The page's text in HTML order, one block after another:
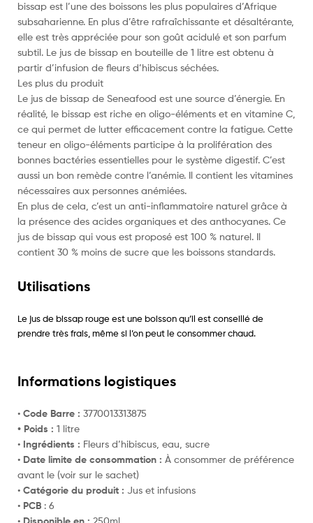
bissap est l’une des boissons les plus populaires d’Afrique
subsaharienne. En plus d’être rafraîchissante et désaltérante,
elle est très appréciée pour son goût acidulé et son parfum
subtil. Le jus de bissap en bouteille de 1 litre est obtenu à
partir d’infusion de fleurs d’hibiscus séchées.
Les plus du produit
Le jus de bissap de Seneafood est une source d’énergie. En
réalité, le bissap est riche en oligo-éléments et en vitamine C,
ce qui permet de lutter efficacement contre la fatigue. Cette
teneur en oligo-éléments participe à la prolifération des
bonnes bactéries essentielles pour le système digestif. C’est
aussi un bon remède contre l’anémie. Il contient les vitamines
nécessaires aux personnes anémiées.
En plus de cela, c’est un anti-inflammatoire naturel grâce à
la présence des acides organiques et des anthocyanes. Ce
jus de bissap qui vous est proposé est 100 % naturel. Il
contient 30 % moins de sucre que les boissons standards.
Utilisations
Le jus de bissap rouge est une boisson qu’il est conseillé de
prendre très frais, même si l’on peut le consommer chaud.
Informations logistiques
• Code Barre : 3770013313875
• Poids : 1 litre
• Ingrédients : Fleurs d’hibiscus, eau, sucre
• Date limite de consommation : À consommer de préférence
avant le (voir sur le sachet)
• Catégorie du produit : Jus et infusions
• PCB : 6